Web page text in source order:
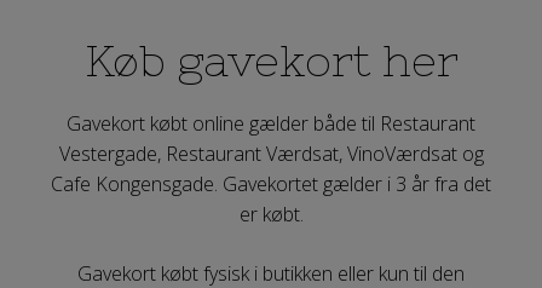
Køb gavekort her
Gavekort købt online gælder både til Restaurant
Vestergade, Restaurant Værdsat, VinoVærdsat og
Cafe Kongensgade. Gavekortet gælder i 3 år fra det
er købt.
Gavekort købt fysisk i butikken eller kun til den